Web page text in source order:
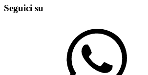
Seguici su